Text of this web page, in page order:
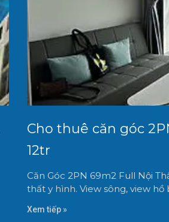
Cho thuê căn góc
12tr
Căn Góc 2PN 69m2 Full Nội
thất y hình. View sông, view
Xem tiếp »